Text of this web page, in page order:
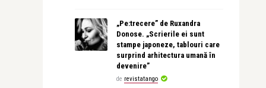
„Pe:trecere” de Ruxandra
Donose. „Scrierile ei sunt
stampe japoneze, tablouri care
surprind arhitectura umană în
devenire”
de revistatango